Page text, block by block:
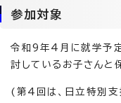
参加対象
令和9年4月に就学予
討しているお子さんと
(第4回は、日立特別支